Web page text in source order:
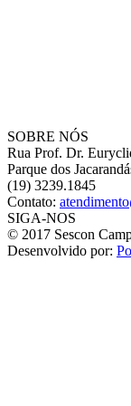
SOBRE NÓS
Rua Prof. Dr.
Parque dos
(19) 3239.1845
Contato:
SIGA-NOS
© 2017 Sescon
Desenvolvido por: